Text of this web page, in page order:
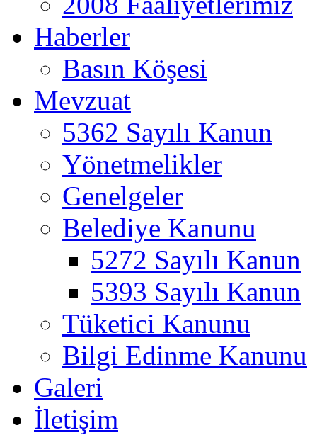
Haberler
Basın Köşesi
Mevzuat
5362 Sayılı Kanun
Yönetmelikler
Genelgeler
Belediye Kanunu
5272 Sayılı Kanun
5393 Sayılı Kanun
Tüketici Kanunu
Bilgi Edinme Kanunu
Galeri
İletişim